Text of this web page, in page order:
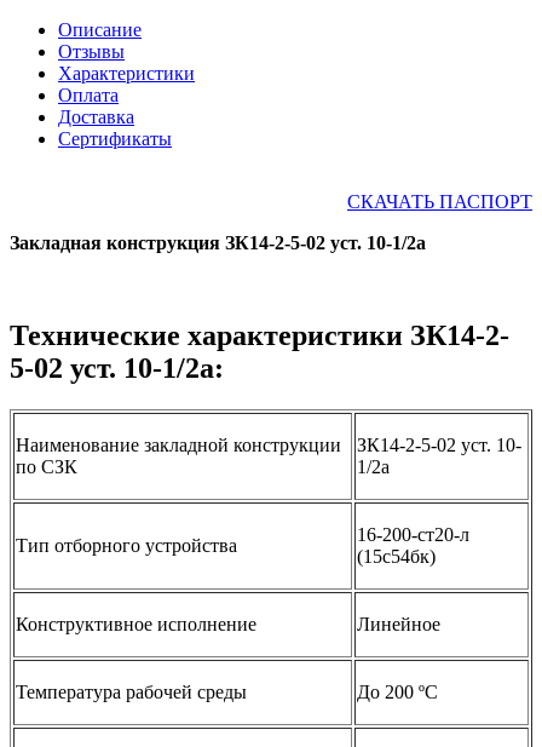
Описание
Отзывы
Характеристики
Оплата
Доставка
Сертификаты
СКАЧАТЬ ПАСПОРТ
Закладная конструкция ЗК14-2-5-02 уст. 10-1/2а
Технические характеристики ЗК14-2-
5-02 уст. 10-1/2а:
Наименование закладной конструкции
по СЗК
ЗК14-2-5-02 уст. 10-
1/2а
Тип отборного устройства
16-200-ст20-л
(15с54бк)
Конструктивное исполнение Линейное
Температура рабочей среды До 200 ºС